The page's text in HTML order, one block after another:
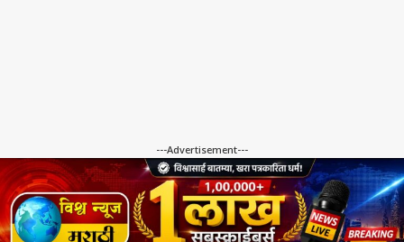
---Advertisement---